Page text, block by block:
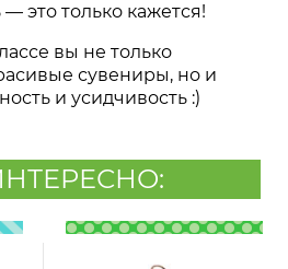
— это только кажется!
вы не только
сувениры, но и
и усидчивость :)